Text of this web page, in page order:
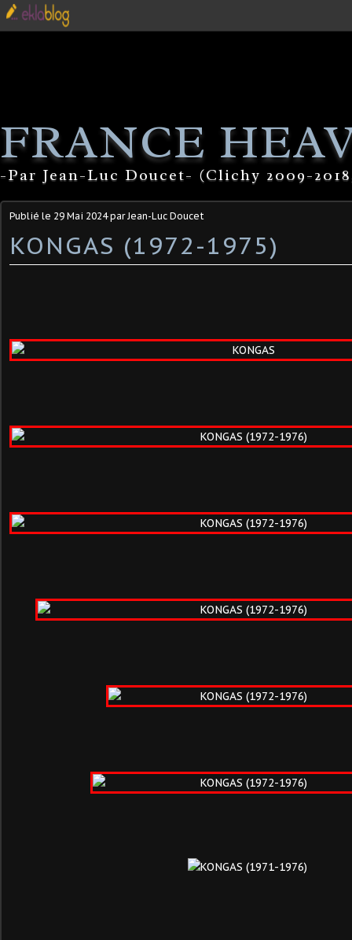
FRANCE
-Par Jean-Luc Doucet- (Clichy 2009-
Publié le 29 Mai 2024par Jean-Luc Doucet
KONGAS (1972-1975)